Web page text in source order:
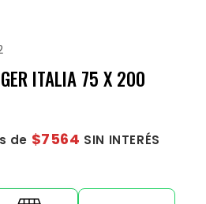
ITALIA 75 X 200
de $7564 SIN INTERÉS